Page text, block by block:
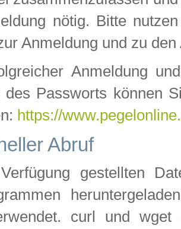
nötig. Bitte
Anmeldung und zu
Anmeldung
des Passworts können
https://
Abruf
gestellten
curl und wget